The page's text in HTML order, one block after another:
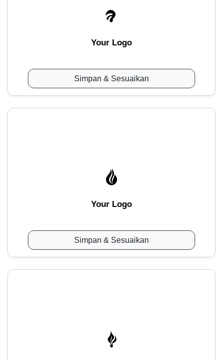
Your Logo
Simpan & Sesuaikan
Your Logo
Simpan & Sesuaikan